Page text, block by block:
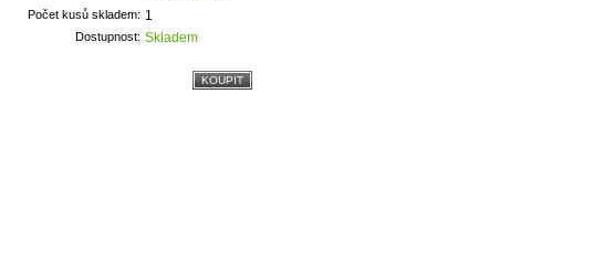
Počet kusů skladem: 1
Dostupnost: Skladem